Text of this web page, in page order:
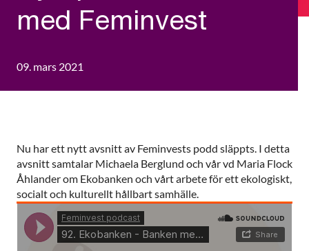
med Feminvest
09. mars 2021
Nu har ett nytt avsnitt av Feminvests podd släppts. I detta
avsnitt samtalar Michaela Berglund och vår vd Maria Flock
Åhlander om Ekobanken och vårt arbete för ett ekologiskt,
socialt och kulturellt hållbart samhälle.